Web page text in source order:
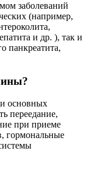
заболеваний
(например,
и др. ), так и
панкреатита,
основных
переедание,
при приеме
гормональные